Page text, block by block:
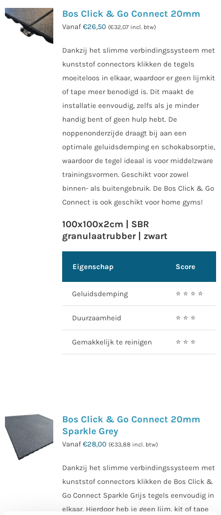
Bos Click & Go Connect 20mm
Vanaf €26,50 (€32,07incl. btw)
Dankzij het slimme verbindingssysteem met
kunststof connectors klikken de tegels
moeiteloos in elkaar, waardoor er geen lijmkit
of tape meer benodigd is. Dit maakt de
installatie eenvoudig, zelfs als je minder
handig bent of geen hulp hebt. De
noppenonderzijde draagt bij aan een
optimale geluidsdemping en schokabsorptie,
waardoor de tegel ideaal is voor middelzware
trainingsvormen. Geschikt voor zowel
binnen- als buitengebruik. De Bos Click & Go
Connect is ook geschikt voor home gyms!
100x100x2cm | SBR
granulaatrubber | zwart
Eigenschap Score
Geluidsdemping ⭐️ ⭐️ ⭐️ ⭐️
Duurzaamheid ⭐️ ⭐️ ⭐️
Gemakkelijk te reinigen ⭐️ ⭐️ ⭐️
Bos Click & Go Connect 20mm
Sparkle Grey
Vanaf €28,00 (€33,88 incl. btw)
Dankzij het slimme verbindingssysteem met
kunststof connectors klikken de Bos Click &
Go Connect Sparkle Grijs tegels eenvoudig in
elkaar. Hierdoor heb je geen lijm, kit of tape